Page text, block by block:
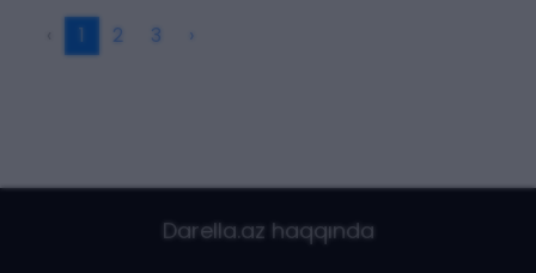
1 2 3 ›
Darella.az haqqında